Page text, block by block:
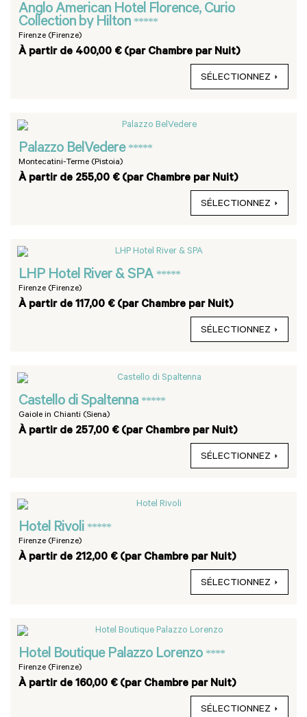
Anglo American Hotel Florence, Curio
Collection by Hilton *****
Firenze (Firenze)
À partir de 400,00 € (par Chambre par Nuit)
SÉLECTIONNEZ
Palazzo BelVedere *****
Montecatini-Terme (Pistoia)
À partir de 255,00 € (par Chambre par Nuit)
SÉLECTIONNEZ
LHP Hotel River & SPA *****
Firenze (Firenze)
À partir de 117,00 € (par Chambre par Nuit)
SÉLECTIONNEZ
Castello di Spaltenna *****
Gaiole in Chianti (Siena)
À partir de 257,00 € (par Chambre par Nuit)
SÉLECTIONNEZ
Hotel Rivoli *****
Firenze (Firenze)
À partir de 212,00 € (par Chambre par Nuit)
SÉLECTIONNEZ
Hotel Boutique Palazzo Lorenzo ****
Firenze (Firenze)
À partir de 160,00 € (par Chambre par Nuit)
SÉLECTIONNEZ